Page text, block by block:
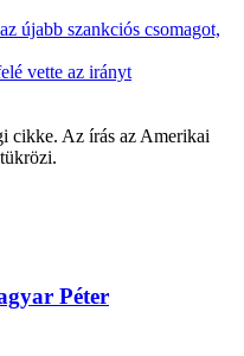
újabb szankciós csomagot,
vette az irányt
cikke. Az írás az Amerikai
Péter